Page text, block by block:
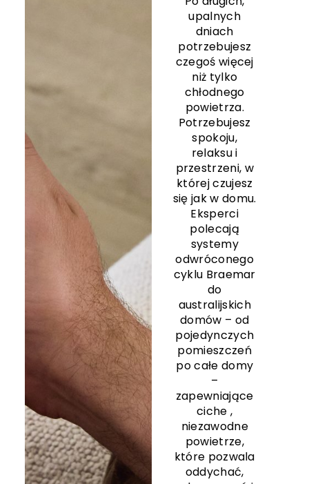
upalnych
dniach
potrzebujesz
czegoś więcej
niż tylko
chłodnego
powietrza.
Potrzebujesz
spokoju,
relaksu i
przestrzeni, w
której czujesz
się jak w domu.
Eksperci
polecają
systemy
odwróconego
cyklu Braemar
do
australijskich
domów – od
pojedynczych
pomieszczeń
po całe domy
–
zapewniające
ciche,
niezawodne
powietrze,
które pozwala
oddychać,